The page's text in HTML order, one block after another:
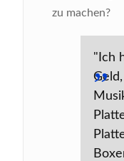
zu machen?
"Ich